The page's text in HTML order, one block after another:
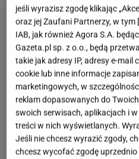
jeśli wyrazisz zgodę klikając
oraz jej Zaufani Partnerzy, w tym [
IAB, jak również Agora S.A.
Gazeta.pl sp. z o.o., będą
takie jak adresy IP, adresy e-
cookie lub inne informacje
marketingowych, w
reklam dopasowanych do
swoich serwisach, aplikacjach i
treści w nich wyświetlanych.
Jeśli nie chcesz wyrazić zgody,
chcesz wycofać zgodę